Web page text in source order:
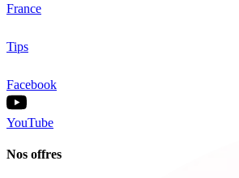
France
Tips
Facebook
YouTube
Nos offres